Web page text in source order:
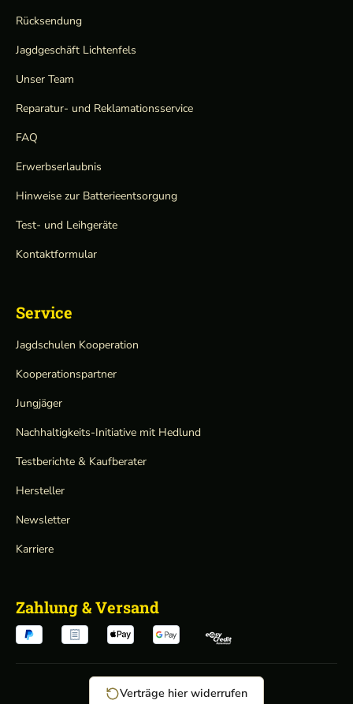
Rücksendung
Jagdgeschäft Lichtenfels
Unser Team
Reparatur- und Reklamationsservice
FAQ
Erwerbserlaubnis
Hinweise zur Batterieentsorgung
Test- und Leihgeräte
Kontaktformular
Service
Jagdschulen Kooperation
Kooperationspartner
Jungjäger
Nachhaltigkeits-Initiative mit Hedlund
Testberichte & Kaufberater
Hersteller
Newsletter
Karriere
Zahlung & Versand
Verträge hier widerrufen